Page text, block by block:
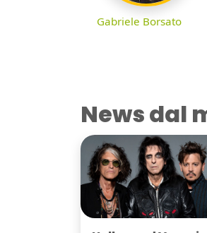
Gabriele Borsato
News dal